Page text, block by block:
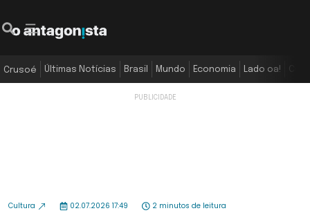
Crusoé Últimas Notícias Brasil Mundo Economia Lado oa!
Cultura 02.07.2026 17:49 2 minutos de leitura